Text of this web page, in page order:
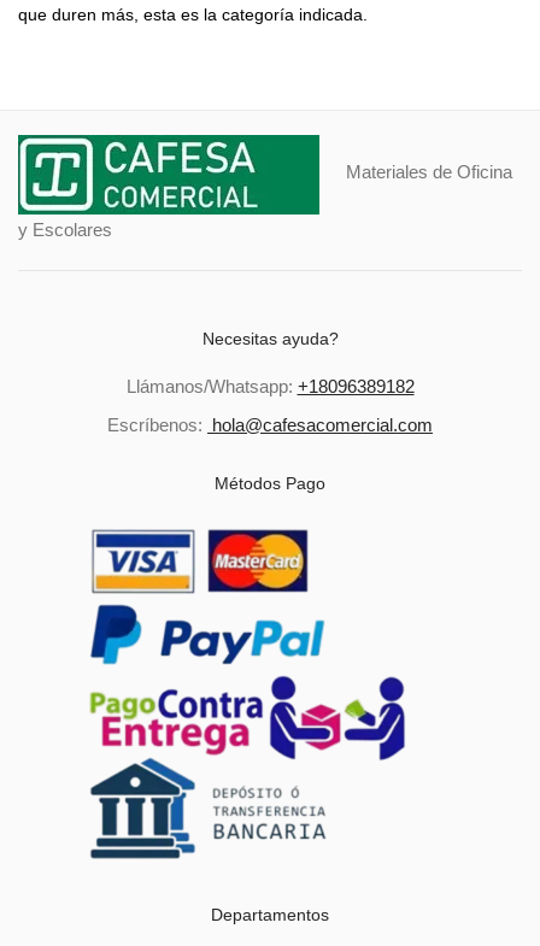
que duren más, esta es la categoría indicada.
Materiales de Oficina
y Escolares
Necesitas ayuda?
Llámanos/Whatsapp: +18096389182
Escríbenos: hola@cafesacomercial.com
Métodos Pago
Departamentos